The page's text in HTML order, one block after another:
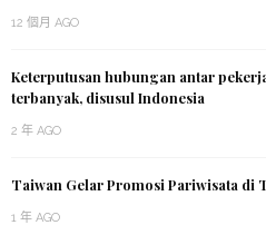
12 個月 AGO
Keterputusan hubungan antar
terbanyak, disusul Indonesia
2 年 AGO
Taiwan Gelar Promosi Pariwisata di
1 年 AGO